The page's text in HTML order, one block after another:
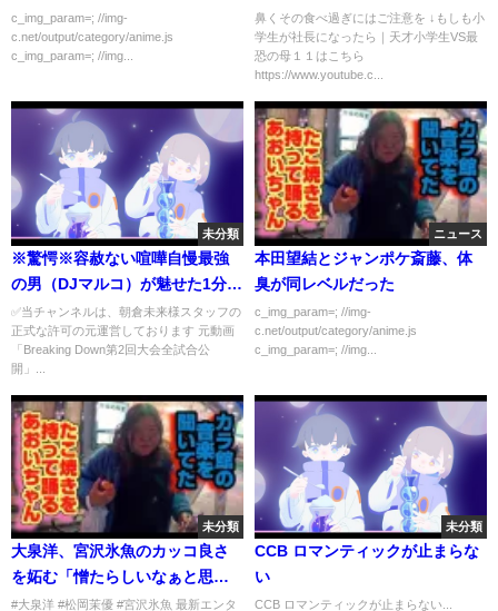
んになってしまう
c_img_param=; //img-
c.net/output/category/anime.js
c_img_param=; //img...
鼻くその食べ過ぎにはご注意を ↓もしも小
学生が社長になったら｜天才小学生VS最
恐の母１１はこちら
https://www.youtube.c...
未分類
※驚愕※容赦ない喧嘩自慢最強
の男（DJマルコ）が魅せた1分間
のガチ試合【喧嘩自慢/朝倉未
来/BreakingDown/最強の男/DJ
マルコ】
✅当チャンネルは、朝倉未来様スタッフの
正式な許可の元運営しております 元動画
「Breaking Down第2回大会全試合公
開」...
ニュース
本田望結とジャンポケ斎藤、体
臭が同レベルだった
c_img_param=; //img-
c.net/output/category/anime.js
c_img_param=; //img...
未分類
大泉洋、宮沢氷魚のカッコ良さ
を妬む「憎たらしいなぁと思っ
てね」 映画『騙し絵の牙』騙
#大泉洋 #松岡茉優 #宮沢氷魚 最新エンタ
未分類
CCB ロマンティックが止まらな
い
CCB ロマンティックが止まらない...